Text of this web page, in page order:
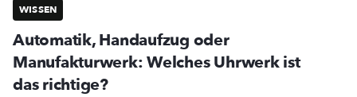
WISSEN
Automatik, Handaufzug oder
Manufakturwerk: Welches Uhrwerk ist
das richtige?